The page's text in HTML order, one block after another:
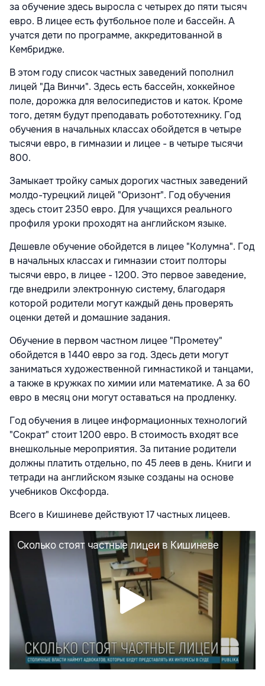
за обучение здесь выросла с четырех до пяти тысяч
евро. В лицее есть футбольное поле и бассейн. А
учатся дети по программе, аккредитованной в
Кембридже.
В этом году список частных заведений пополнил
лицей "Да Винчи". Здесь есть бассейн, хоккейное
поле, дорожка для велосипедистов и каток. Кроме
того, детям будут преподавать робототехнику. Год
обучения в начальных классах обойдется в четыре
тысячи евро, в гимназии и лицее - в четыре тысячи
800.
Замыкает тройку самых дорогих частных заведений
молдо-турецкий лицей "Оризонт". Год обучения
здесь стоит 2350 евро. Для учащихся реального
профиля уроки проходят на английском языке.
Дешевле обучение обойдется в лицее "Колумна". Год
в начальных классах и гимназии стоит полторы
тысячи евро, в лицее - 1200. Это первое заведение,
где внедрили электронную систему, благодаря
которой родители могут каждый день проверять
оценки детей и домашние задания.
Обучение в первом частном лицее "Прометеу"
обойдется в 1440 евро за год. Здесь дети могут
заниматься художественной гимнастикой и танцами,
а также в кружках по химии или математике. А за 60
евро в месяц они могут оставаться на продленку.
Год обучения в лицее информационных технологий
"Сократ" стоит 1200 евро. В стоимость входят все
внешкольные мероприятия. За питание родители
должны платить отдельно, по 45 леев в день. Книги и
тетради на английском языке созданы на основе
учебников Оксфорда.
Всего в Кишиневе действуют 17 частных лицеев.